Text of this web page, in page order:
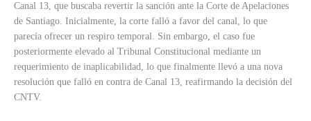
Canal 13, que buscaba revertir la sanción ante la Corte de Apelaciones
de Santiago. Inicialmente, la corte falló a favor del canal, lo que
parecía ofrecer un respiro temporal. Sin embargo, el caso fue
posteriormente elevado al Tribunal Constitucional mediante un
requerimiento de inaplicabilidad, lo que finalmente llevó a una nova
resolución que falló en contra de Canal 13, reafirmando la decisión del
CNTV.